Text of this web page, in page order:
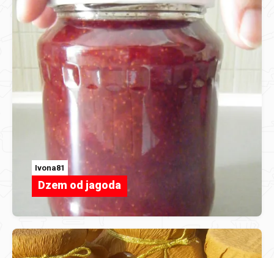
Ivona81
Dzem od jagoda